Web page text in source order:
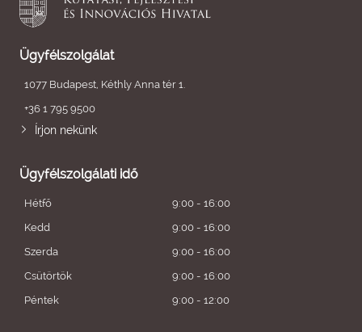
Ügyfélszolgálat
1077 Budapest, Kéthly Anna tér 1.
+36 1 795 9500
Írjon nekünk
Ügyfélszolgálati idő
Hétfő
9:00 - 16:00
Kedd
9:00 - 16:00
Szerda
9:00 - 16:00
Csütörtök
9:00 - 16:00
Péntek
9:00 - 12:00